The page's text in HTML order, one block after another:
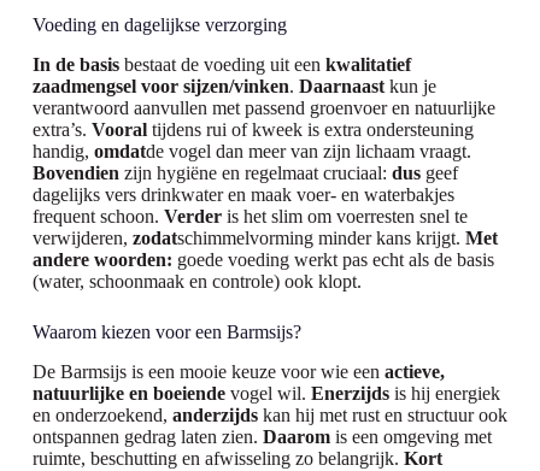
Voeding en dagelijkse verzorging
In de basisbestaat de voeding uit een kwalitatief
zaadmengsel voor sijzen/vinken. Daarnaastkun je
verantwoord aanvullen met passend groenvoer en natuurlijke
extra’s. Vooraltijdens rui of kweek is extra ondersteuning
handig, omdatde vogel dan meer van zijn lichaam vraagt.
Bovendien zijn hygiëne en regelmaat cruciaal: dusgeef
dagelijks vers drinkwater en maak voer- en waterbakjes
frequent schoon. Verderis het slim om voerresten snel te
verwijderen, zodatschimmelvorming minder kans krijgt. Met
andere woorden: goede voeding werkt pas echt als de basis
(water, schoonmaak en controle) ook klopt.
Waarom kiezen voor een Barmsijs?
De Barmsijs is een mooie keuze voor wie een actieve,
natuurlijke en boeiendevogel wil. Enerzijdsis hij energiek
en onderzoekend, anderzijdskan hij met rust en structuur ook
ontspannen gedrag laten zien. Daaromis een omgeving met
ruimte, beschutting en afwisseling zo belangrijk. Kort